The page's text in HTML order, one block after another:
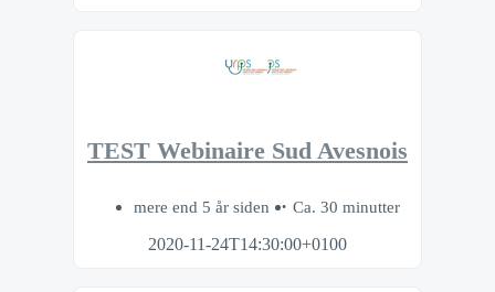
TEST Webinaire Sud Avesnois
mere end 5 år siden
Ca. 30 minutter
2020-11-24T14:30:00+0100